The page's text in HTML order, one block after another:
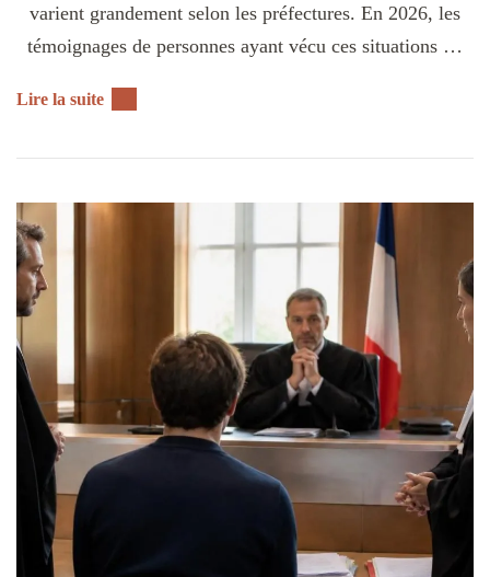
varient grandement selon les préfectures. En 2026, les
témoignages de personnes ayant vécu ces situations …
Lire la suite